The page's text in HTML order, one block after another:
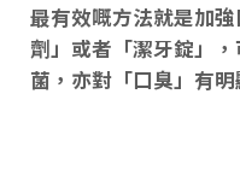
最有效嘅方法就是加
劑」或者「潔牙錠」
菌 ，亦對「口臭」有明